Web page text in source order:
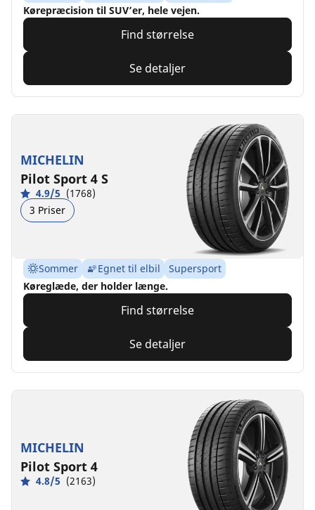
Kørepræcision til SUV’er, hele vejen.
Find størrelse
Se detaljer
MICHELIN
Pilot Sport 4 S
4.9/5 (1768)
3 Priser
Sommer Egnet til elbil
Supersport
Køreglæde, der holder længe.
Find størrelse
Se detaljer
MICHELIN
Pilot Sport 4
4.8/5 (2163)